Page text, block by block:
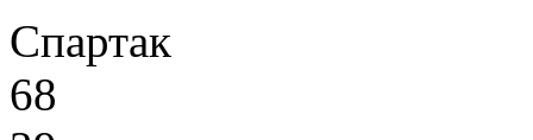
Спартак
68